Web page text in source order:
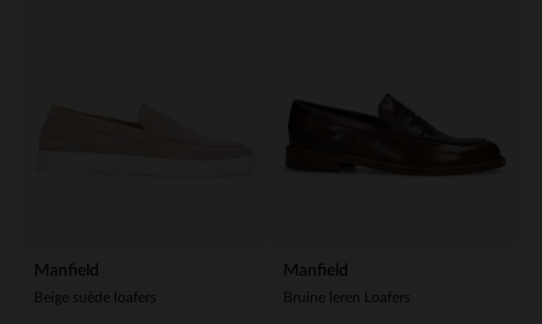
Manfield
Beige suède loafers
Manfield
Bruine leren Loafers